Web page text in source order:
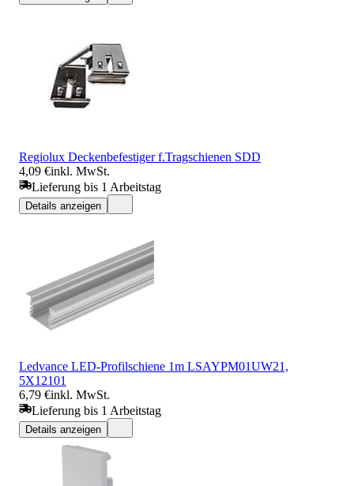
Regiolux Deckenbefestiger f.Tragschienen SDD
4,09 €inkl. MwSt.
Lieferung bis 1 Arbeitstag
Details anzeigen
Ledvance LED-Profilschiene 1m LSAYPM01UW21,
5X12101
6,79 €inkl. MwSt.
Lieferung bis 1 Arbeitstag
Details anzeigen